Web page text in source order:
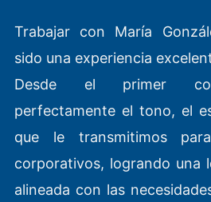
a
l
o
r
a
d
o
Trabajar con María
sido una experiencia
Desde el primer
perfectamente el tono, el
que le transmitimos
corporativos, logrando una
alineada con las